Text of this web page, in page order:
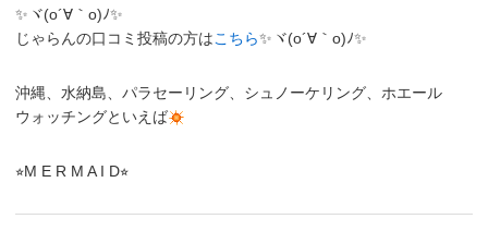
✨ヾ(o´∀｀o)ﾉ✨
じゃらんの口コミ投稿の方はこちら✨ヾ(o´∀｀o)ﾉ✨
沖縄、水納島、パラセーリング、シュノーケリング、ホエール
ウォッチングといえば
⭐︎M E R M A I D⭐︎